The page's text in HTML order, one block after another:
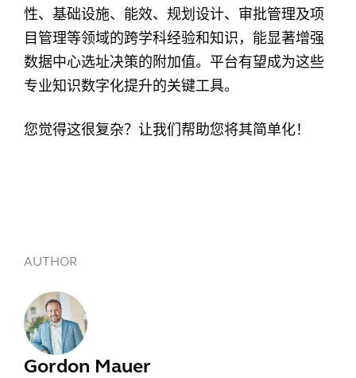
性、基础设施、能效、规划设计、审批管理及项
目管理等领域的跨学科经验和知识，能显著增强
数据中心选址决策的附加值。平台有望成为这些
专业知识数字化提升的关键工具。
您觉得这很复杂？让我们帮助您将其简单化！
AUTHOR
Gordon Mauer